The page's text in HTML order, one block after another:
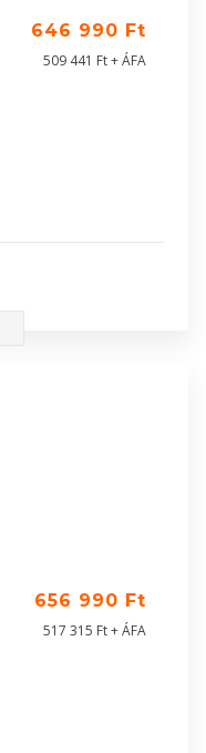
646 990 Ft
509 441 Ft + ÁFA
656 990 Ft
517 315 Ft + ÁFA